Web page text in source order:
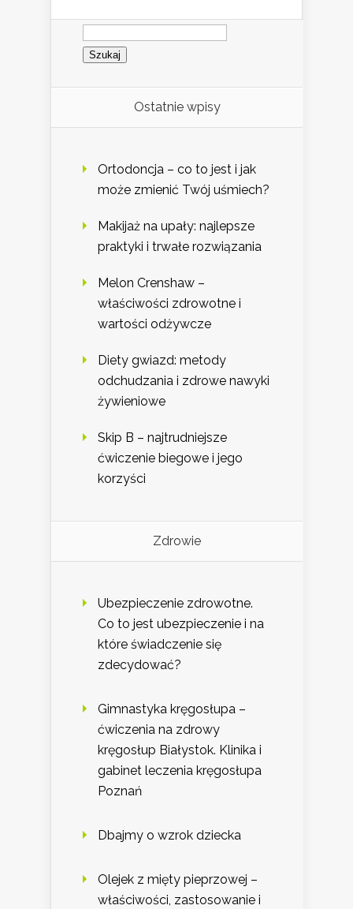
Szukaj:
Ostatnie wpisy
Ortodoncja – co to jest i jak
może zmienić Twój uśmiech?
Makijaż na upały: najlepsze
praktyki i trwałe rozwiązania
Melon Crenshaw –
właściwości zdrowotne i
wartości odżywcze
Diety gwiazd: metody
odchudzania i zdrowe nawyki
żywieniowe
Skip B – najtrudniejsze
ćwiczenie biegowe i jego
korzyści
Zdrowie
Ubezpieczenie zdrowotne.
Co to jest ubezpieczenie i na
które świadczenie się
zdecydować?
Gimnastyka kręgosłupa –
ćwiczenia na zdrowy
kręgosłup Białystok. Klinika i
gabinet leczenia kręgosłupa
Poznań
Dbajmy o wzrok dziecka
Olejek z mięty pieprzowej –
właściwości, zastosowanie i